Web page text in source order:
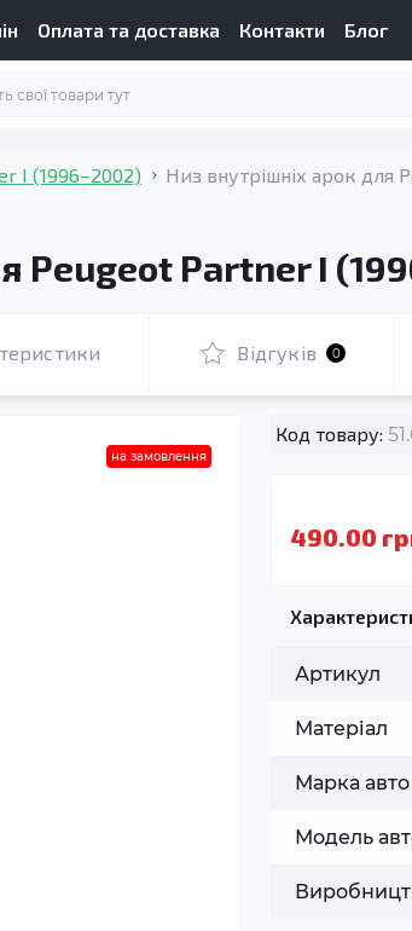
Оплата та доставка Контакти Блог
I (1996–2002) Низ внутрішніх арок для
Peugeot Partner I
Відгуків 0
на замовлення
Код товару:
490.00
Артикул
Матеріал
Марка авто
Модель